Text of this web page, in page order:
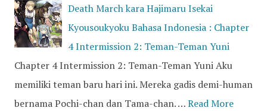
Death March kara Hajimaru Isekai
Kyousoukyoku Bahasa Indonesia : Chapter
4 Intermission 2: Teman-Teman Yuni
Chapter 4 Intermission 2: Teman-Teman Yuni Aku
memiliki teman baru hari ini. Mereka gadis demi-human
bernama Pochi-chan dan Tama-chan. …Read More